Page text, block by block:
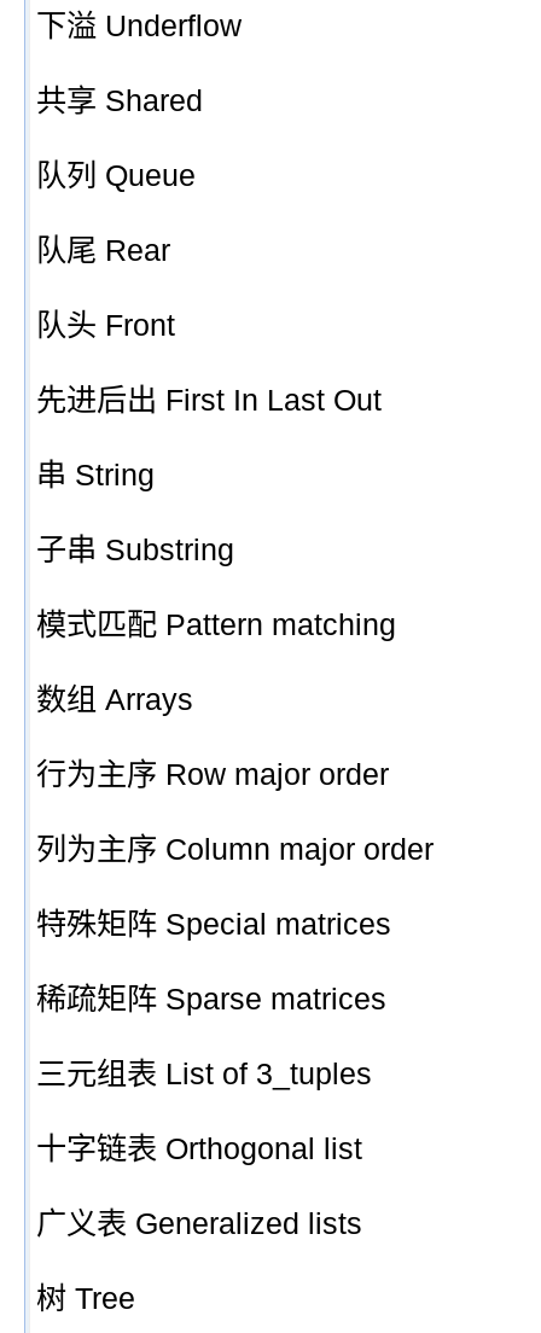
下溢 Underflow
共享 Shared
队列 Queue
队尾 Rear
队头 Front
先进后出 First In Last Out
串 String
子串 Substring
模式匹配 Pattern matching
数组 Arrays
行为主序 Row major order
列为主序 Column major order
特殊矩阵 Special matrices
稀疏矩阵 Sparse matrices
三元组表 List of 3_tuples
十字链表 Orthogonal list
广义表 Generalized lists
树 Tree